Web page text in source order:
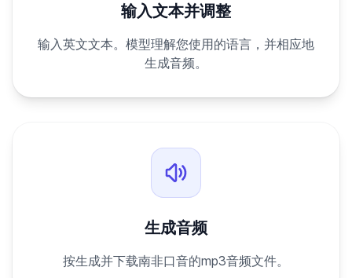
输入文本并调整
输入英文文本。模型理解您使用的语言，并相应地
生成音频。
生成音频
按生成并下载南非口音的mp3音频文件。